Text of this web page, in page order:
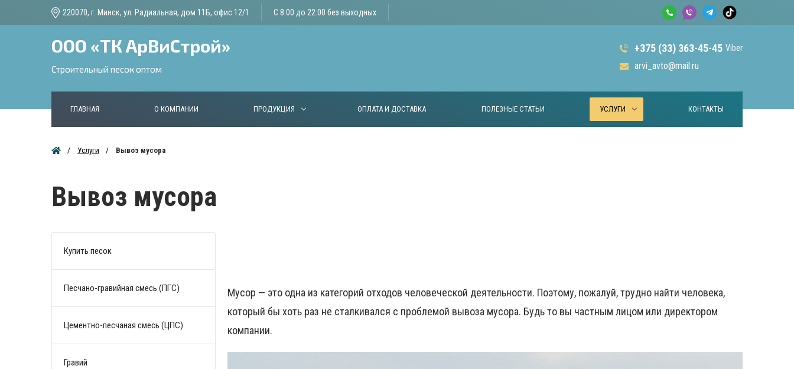
220070, г. Минск, ул. Радиальная, дом 11Б, офис 12/1 С 8:00 до 22:00 без выходных
ООО «ТК АрВиСтрой»
Строительный песок оптом
+375 (33) 363-45-45 Viber
arvi_avto@mail.ru
ГЛАВНАЯ О КОМПАНИИ ПРОДУКЦИЯ ОПЛАТА И ДОСТАВКА ПОЛЕЗНЫЕ СТАТЬИ УСЛУГИ КОНТАКТЫ
Услуги Вывоз мусора
Вывоз мусора
Мусор — это одна из категорий отходов человеческой деятельности. Поэтому, пожалуй, трудно найти человека,
который бы хоть раз не сталкивался с проблемой вывоза мусора. Будь то вы частным лицом или директором
компании.
Купить песок
Песчано-гравийная смесь (ПГС)
Цементно-песчаная смесь (ЦПС)
Гравий